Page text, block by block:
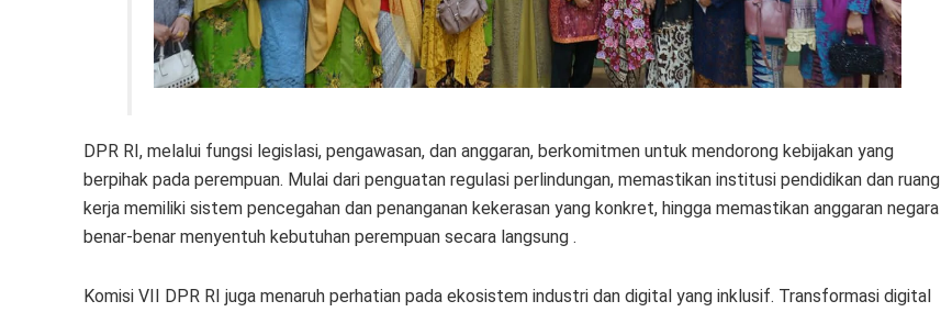
DPR RI, melalui fungsi legislasi, pengawasan, dan anggaran, berkomitmen untuk mendorong kebijakan yang
berpihak pada perempuan. Mulai dari penguatan regulasi perlindungan, memastikan institusi pendidikan dan ruang
kerja memiliki sistem pencegahan dan penanganan kekerasan yang konkret, hingga memastikan anggaran negara
benar-benar menyentuh kebutuhan perempuan secara langsung .
Komisi VII DPR RI juga menaruh perhatian pada ekosistem industri dan digital yang inklusif. Transformasi digital